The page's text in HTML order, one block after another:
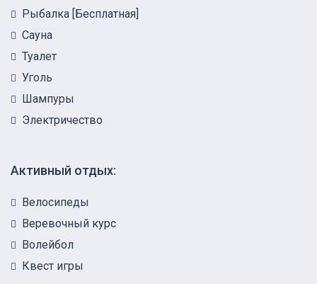
Рыбалка [Бесплатная]
Сауна
Туалет
Уголь
Шампуры
Электричество
Активный отдых:
Велосипеды
Веревочный курс
Волейбол
Квест игры